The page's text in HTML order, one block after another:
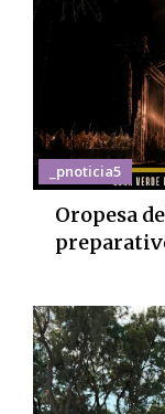
_pnoticia5
Oropesa